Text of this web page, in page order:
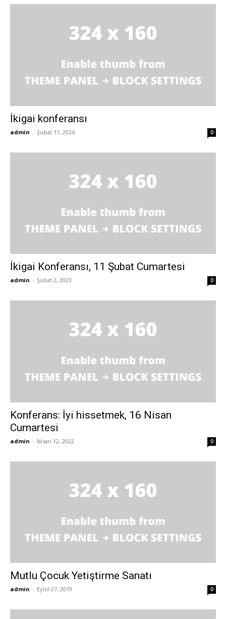
İkigai konferansı
admin - Şubat 11, 2024 0
İkigai Konferansı, 11 Şubat Cumartesi
admin - Şubat 2, 2023 0
Konferans: İyi hissetmek, 16 Nisan
Cumartesi
admin - Nisan 12, 2022 0
Mutlu Çocuk Yetiştirme Sanatı
admin - Eylül 27, 2019 0